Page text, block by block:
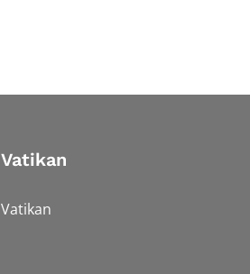
Vatikan
Vatikan